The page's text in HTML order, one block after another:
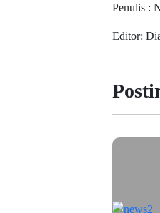
Penulis :
Editor: